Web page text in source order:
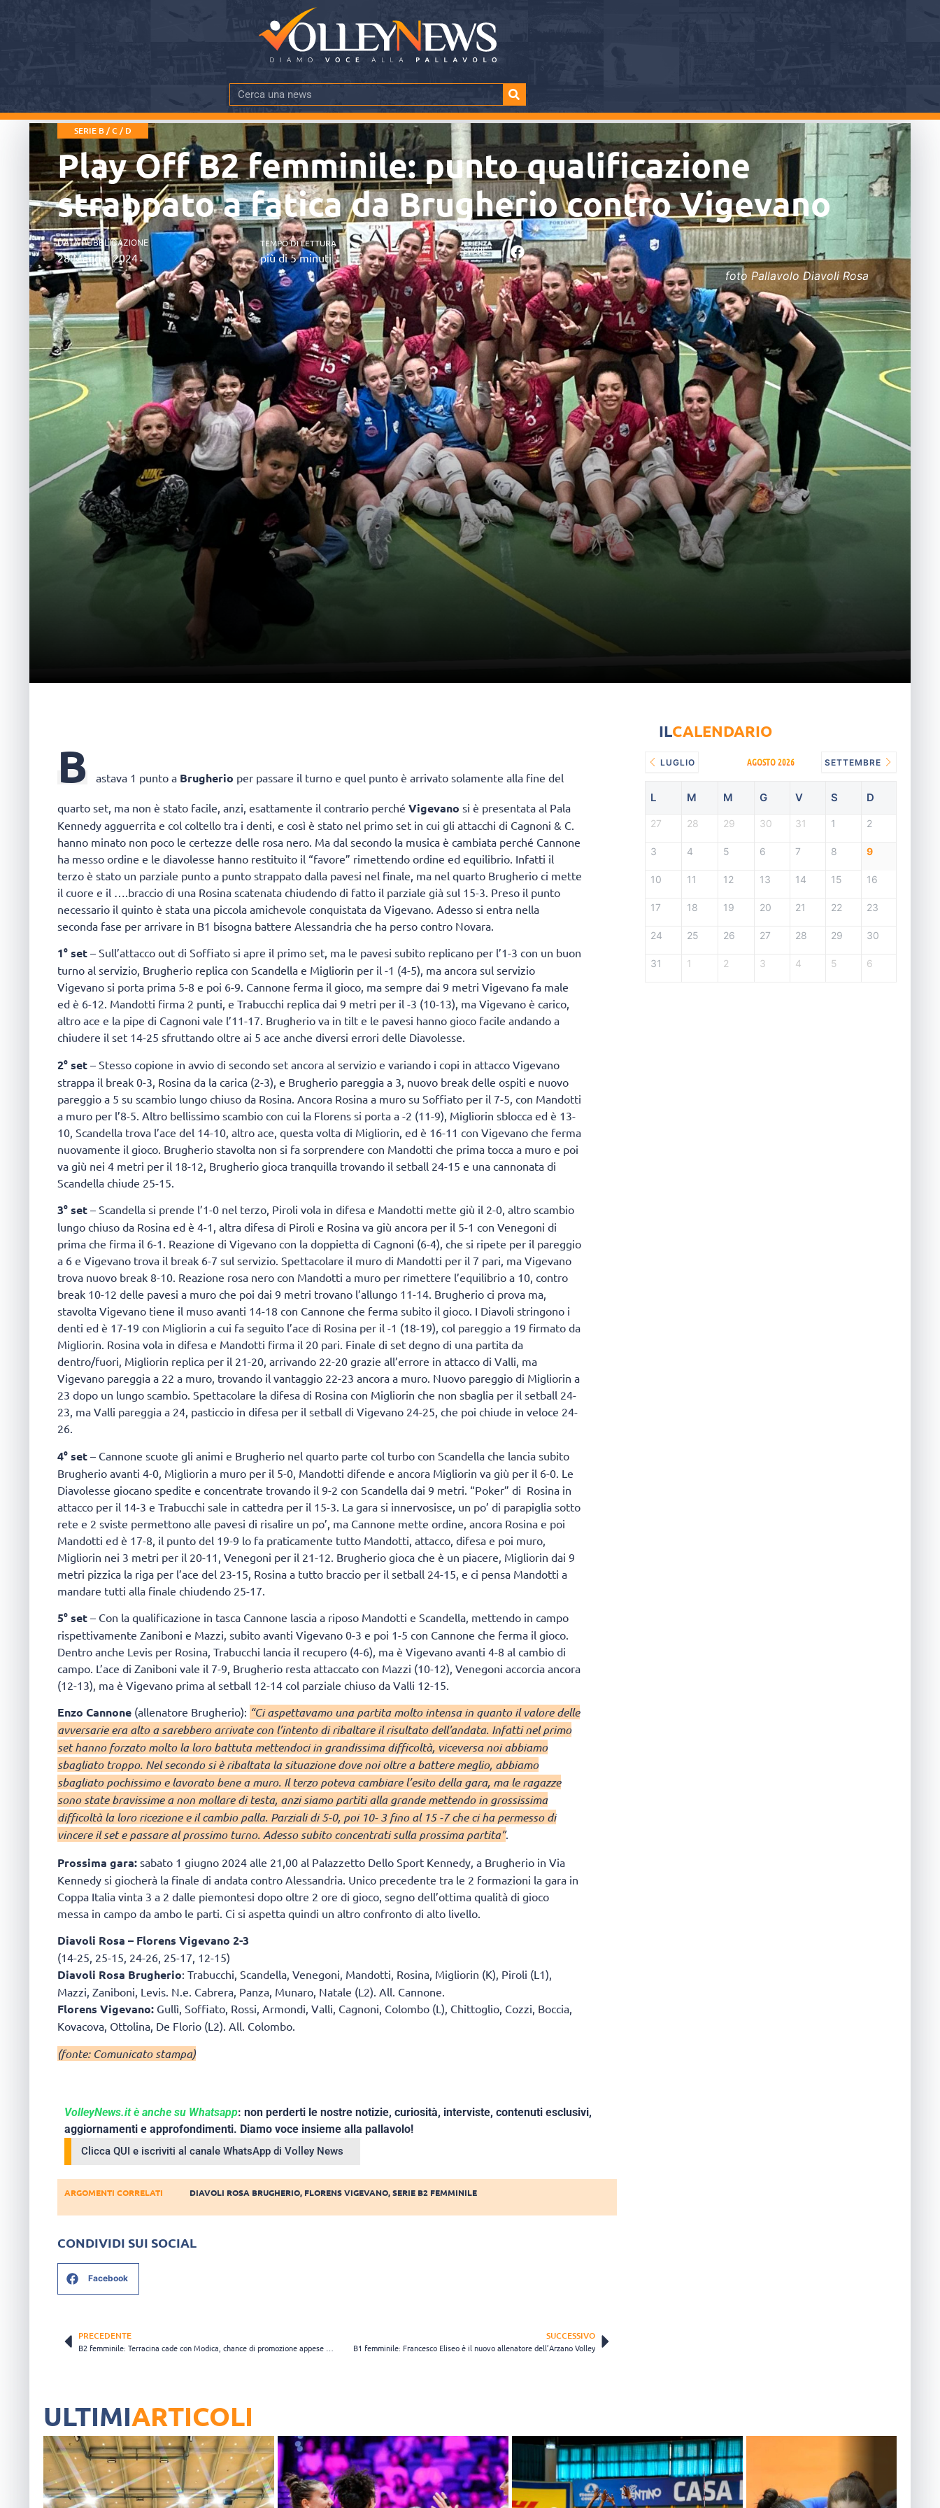
SERIE B / C / D
Play Off B2 femminile: punto qualificazione
strappato a fatica da Brugherio contro Vigevano
DATA PUBBLICAZIONE
28 Maggio 2024
TEMPO DI LETTURA
più di 5 minuti SHARE
foto Pallavolo Diavoli Rosa
B astava 1 punto a Brugherio per passare il turno e quel punto è arrivato solamente alla fine del
quarto set, ma non è stato facile, anzi, esattamente il contrario perché Vigevano si è presentata al Pala
Kennedy agguerrita e col coltello tra i denti, e così è stato nel primo set in cui gli attacchi di Cagnoni & C.
hanno minato non poco le certezze delle rosa nero. Ma dal secondo la musica è cambiata perché Cannone
ha messo ordine e le diavolesse hanno restituito il “favore” rimettendo ordine ed equilibrio. Infatti il
terzo è stato un parziale punto a punto strappato dalla pavesi nel finale, ma nel quarto Brugherio ci mette
il cuore e il ….braccio di una Rosina scatenata chiudendo di fatto il parziale già sul 15-3. Preso il punto
necessario il quinto è stata una piccola amichevole conquistata da Vigevano. Adesso si entra nella
seconda fase per arrivare in B1 bisogna battere Alessandria che ha perso contro Novara.
1° set – Sull’attacco out di Soffiato si apre il primo set, ma le pavesi subito replicano per l’1-3 con un buon
turno al servizio, Brugherio replica con Scandella e Migliorin per il -1 (4-5), ma ancora sul servizio
Vigevano si porta prima 5-8 e poi 6-9. Cannone ferma il gioco, ma sempre dai 9 metri Vigevano fa male
ed è 6-12. Mandotti firma 2 punti, e Trabucchi replica dai 9 metri per il -3 (10-13), ma Vigevano è carico,
altro ace e la pipe di Cagnoni vale l’11-17. Brugherio va in tilt e le pavesi hanno gioco facile andando a
chiudere il set 14-25 sfruttando oltre ai 5 ace anche diversi errori delle Diavolesse.
2° set – Stesso copione in avvio di secondo set ancora al servizio e variando i copi in attacco Vigevano
strappa il break 0-3, Rosina da la carica (2-3), e Brugherio pareggia a 3, nuovo break delle ospiti e nuovo
pareggio a 5 su scambio lungo chiuso da Rosina. Ancora Rosina a muro su Soffiato per il 7-5, con Mandotti
a muro per l’8-5. Altro bellissimo scambio con cui la Florens si porta a -2 (11-9), Migliorin sblocca ed è 13-
10, Scandella trova l’ace del 14-10, altro ace, questa volta di Migliorin, ed è 16-11 con Vigevano che ferma
nuovamente il gioco. Brugherio stavolta non si fa sorprendere con Mandotti che prima tocca a muro e poi
va giù nei 4 metri per il 18-12, Brugherio gioca tranquilla trovando il setball 24-15 e una cannonata di
Scandella chiude 25-15.
3° set – Scandella si prende l’1-0 nel terzo, Piroli vola in difesa e Mandotti mette giù il 2-0, altro scambio
lungo chiuso da Rosina ed è 4-1, altra difesa di Piroli e Rosina va giù ancora per il 5-1 con Venegoni di
prima che firma il 6-1. Reazione di Vigevano con la doppietta di Cagnoni (6-4), che si ripete per il pareggio
a 6 e Vigevano trova il break 6-7 sul servizio. Spettacolare il muro di Mandotti per il 7 pari, ma Vigevano
trova nuovo break 8-10. Reazione rosa nero con Mandotti a muro per rimettere l’equilibrio a 10, contro
break 10-12 delle pavesi a muro che poi dai 9 metri trovano l’allungo 11-14. Brugherio ci prova ma,
stavolta Vigevano tiene il muso avanti 14-18 con Cannone che ferma subito il gioco. I Diavoli stringono i
denti ed è 17-19 con Migliorin a cui fa seguito l’ace di Rosina per il -1 (18-19), col pareggio a 19 firmato da
Migliorin. Rosina vola in difesa e Mandotti firma il 20 pari. Finale di set degno di una partita da
dentro/fuori, Migliorin replica per il 21-20, arrivando 22-20 grazie all’errore in attacco di Valli, ma
Vigevano pareggia a 22 a muro, trovando il vantaggio 22-23 ancora a muro. Nuovo pareggio di Migliorin a
23 dopo un lungo scambio. Spettacolare la difesa di Rosina con Migliorin che non sbaglia per il setball 24-
23, ma Valli pareggia a 24, pasticcio in difesa per il setball di Vigevano 24-25, che poi chiude in veloce 24-
26.
4° set – Cannone scuote gli animi e Brugherio nel quarto parte col turbo con Scandella che lancia subito
Brugherio avanti 4-0, Migliorin a muro per il 5-0, Mandotti difende e ancora Migliorin va giù per il 6-0. Le
Diavolesse giocano spedite e concentrate trovando il 9-2 con Scandella dai 9 metri. “Poker” di Rosina in
attacco per il 14-3 e Trabucchi sale in cattedra per il 15-3. La gara si innervosisce, un po’ di parapiglia sotto
rete e 2 sviste permettono alle pavesi di risalire un po’, ma Cannone mette ordine, ancora Rosina e poi
Mandotti ed è 17-8, il punto del 19-9 lo fa praticamente tutto Mandotti, attacco, difesa e poi muro,
Migliorin nei 3 metri per il 20-11, Venegoni per il 21-12. Brugherio gioca che è un piacere, Migliorin dai 9
metri pizzica la riga per l’ace del 23-15, Rosina a tutto braccio per il setball 24-15, e ci pensa Mandotti a
mandare tutti alla finale chiudendo 25-17.
5° set – Con la qualificazione in tasca Cannone lascia a riposo Mandotti e Scandella, mettendo in campo
rispettivamente Zaniboni e Mazzi, subito avanti Vigevano 0-3 e poi 1-5 con Cannone che ferma il gioco.
Dentro anche Levis per Rosina, Trabucchi lancia il recupero (4-6), ma è Vigevano avanti 4-8 al cambio di
campo. L’ace di Zaniboni vale il 7-9, Brugherio resta attaccato con Mazzi (10-12), Venegoni accorcia ancora
(12-13), ma è Vigevano prima al setball 12-14 col parziale chiuso da Valli 12-15.
Enzo Cannone (allenatore Brugherio): “Ci aspettavamo una partita molto intensa in quanto il valore delle
avversarie era alto a sarebbero arrivate con l’intento di ribaltare il risultato dell’andata. Infatti nel primo
set hanno forzato molto la loro battuta mettendoci in grandissima difficoltà, viceversa noi abbiamo
sbagliato troppo. Nel secondo si è ribaltata la situazione dove noi oltre a battere meglio, abbiamo
sbagliato pochissimo e lavorato bene a muro. Il terzo poteva cambiare l’esito della gara, ma le ragazze
sono state bravissime a non mollare di testa, anzi siamo partiti alla grande mettendo in grossissima
difficoltà la loro ricezione e il cambio palla. Parziali di 5-0, poi 10- 3 fino al 15 -7 che ci ha permesso di
vincere il set e passare al prossimo turno. Adesso subito concentrati sulla prossima partita”.
Prossima gara: sabato 1 giugno 2024 alle 21,00 al Palazzetto Dello Sport Kennedy, a Brugherio in Via
Kennedy si giocherà la finale di andata contro Alessandria. Unico precedente tra le 2 formazioni la gara in
Coppa Italia vinta 3 a 2 dalle piemontesi dopo oltre 2 ore di gioco, segno dell’ottima qualità di gioco
messa in campo da ambo le parti. Ci si aspetta quindi un altro confronto di alto livello.
Diavoli Rosa – Florens Vigevano 2-3
(14-25, 25-15, 24-26, 25-17, 12-15)
Diavoli Rosa Brugherio: Trabucchi, Scandella, Venegoni, Mandotti, Rosina, Migliorin (K), Piroli (L1),
Mazzi, Zaniboni, Levis. N.e. Cabrera, Panza, Munaro, Natale (L2). All. Cannone.
Florens Vigevano: Gullì, Soffiato, Rossi, Armondi, Valli, Cagnoni, Colombo (L), Chittoglio, Cozzi, Boccia,
Kovacova, Ottolina, De Florio (L2). All. Colombo.
(fonte: Comunicato stampa)
VolleyNews.it è anche su Whatsapp: non perderti le nostre notizie, curiosità, interviste, contenuti esclusivi,
aggiornamenti e approfondimenti. Diamo voce insieme alla pallavolo!
Clicca QUI e iscriviti al canale WhatsApp di Volley News
ARGOMENTI CORRELATI DIAVOLI ROSA BRUGHERIO, FLORENS VIGEVANO,SERIE B2 FEMMINILE
CONDIVIDI SUI SOCIAL
Facebook
PRECEDENTE SUCCESSIVO
B1 femminile: Francesco Eliseo è il nuovo allenatore dell’Arzano Volley
ILCALENDARIO
LUGLIO AGOSTO 2026 SETTEMBRE
L M M G V S D
27 28 29 30 31 1 2
3 4 5 6 7 8 9
10 11 12 13 14 15 16
17 18 19 20 21 22 23
24 25 26 27 28 29 30
31 1 2 3 4 5 6
ULTIMIARTICOLI